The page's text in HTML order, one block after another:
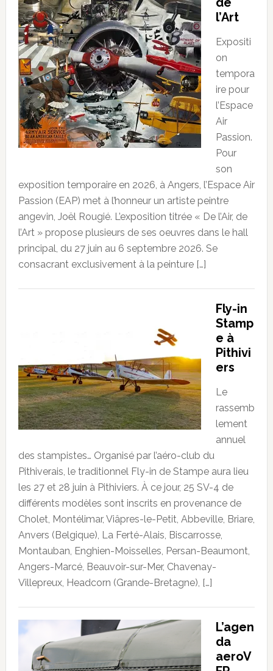
l’Art
Expositi
on
tempora
ire pour
l’Espace
Air
Passion.
Pour
son
exposition temporaire en 2026, à Angers, l’Espace Air
Passion (EAP) met à l’honneur un artiste peintre
angevin, Joël Rougié. L’exposition titrée « De l’Air, de
l’Art » propose plusieurs de ses oeuvres dans le hall
principal, du 27 juin au 6 septembre 2026. Se
consacrant exclusivement à la peinture […]
Fly-in
Stamp
e à
Pithivi
ers
Le
rassemb
lement
annuel
des stampistes… Organisé par l’aéro-club du
Pithiverais, le traditionnel Fly-in de Stampe aura lieu
les 27 et 28 juin à Pithiviers. À ce jour, 25 SV-4 de
différents modèles sont inscrits en provenance de
Cholet, Montélimar, Viâpres-le-Petit, Abbeville, Briare,
Anvers (Belgique), La Ferté-Alais, Biscarrosse,
Montauban, Enghien-Moisselles, Persan-Beaumont,
Angers-Marcé, Beauvoir-sur-Mer, Chavenay-
Villepreux, Headcorn (Grande-Bretagne), […]
L’agen
da
aeroV